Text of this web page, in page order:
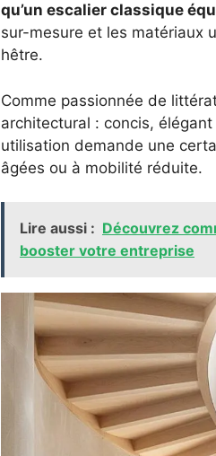
qu’un escalier classique
sur-mesure et les matériaux
hêtre.
Comme passionnée de
architectural : concis,
utilisation demande une
âgées ou à mobilité réduite.
Lire aussi : Découvrez
booster votre entreprise